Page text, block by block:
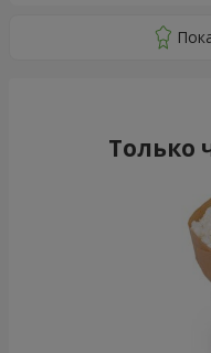
Только